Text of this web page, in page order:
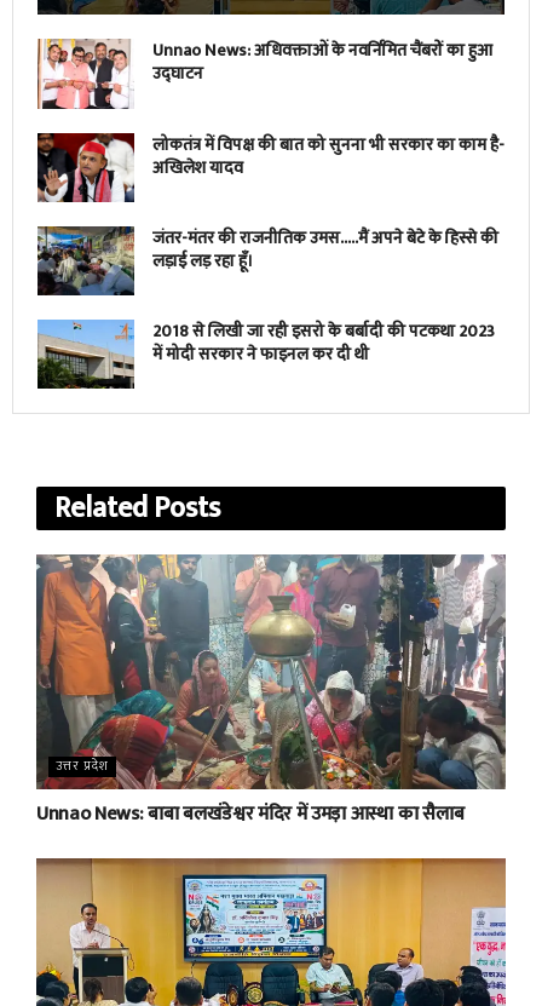
Unnao News: अधिवक्ताओं के नवर्निमित चैंबरों का हुआ
उद्घाटन
लोकतंत्र में विपक्ष की बात को सुनना भी सरकार का काम है-
अखिलेश यादव
जंतर-मंतर की राजनीतिक उमस…..मैं अपने बेटे के हिस्से की
लड़ाई लड़ रहा हूँ।
2018 से लिखी जा रही इसरो के बर्बादी की पटकथा 2023
में मोदी सरकार ने फाइनल कर दी थी
RelatedPosts
उत्तर प्रदेश
Unnao News: बाबा बलखंडेश्वर मंदिर में उमड़ा आस्था का सैलाब